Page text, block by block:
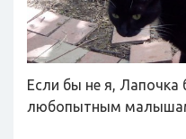
Если бы не я,
любопытным